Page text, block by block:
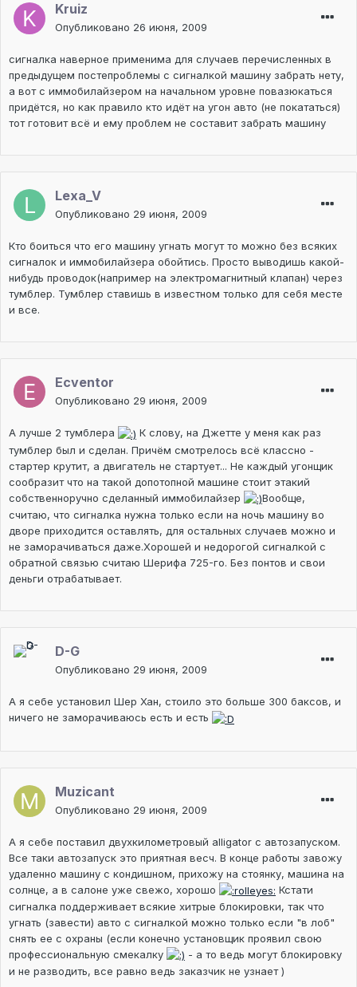
Kruiz
Опубликовано 26 июня, 2009
сигналка наверное применима для случаев перечисленных в
предыдущем постепроблемы с сигналкой машину забрать нету,
а вот с иммобилайзером на начальном уровне повазюкаться
придётся, но как правило кто идёт на угон авто (не покататься)
тот готовит всё и ему проблем не составит забрать машину
Lexa_V
Опубликовано 29 июня, 2009
Кто боиться что его машину угнать могут то можно без всяких
сигналок и иммобилайзера обойтись. Просто выводишь какой-
нибудь проводок(например на электромагнитный клапан) через
тумблер. Тумблер ставишь в известном только для себя месте
и все.
Ecventor
Опубликовано 29 июня, 2009
А лучше 2 тумблера
К слову, на Джетте у меня как раз
тумблер был и сделан. Причём смотрелось всё классно -
стартер крутит, а двигатель не стартует... Не каждый угонщик
сообразит что на такой допотопной машине стоит этакий
собственноручно сделанный иммобилайзер
Вообще,
считаю, что сигналка нужна только если на ночь машину во
дворе приходится оставлять, для остальных случаев можно и
не заморачиваться даже.Хорошей и недорогой сигналкой с
обратной связью считаю Шерифа 725-го. Без понтов и свои
деньги отрабатывает.
D-G
Опубликовано 29 июня, 2009
А я себе установил Шер Хан, стоило это больше 300 баксов, и
ничего не заморачиваюсь есть и есть
Muzicant
Опубликовано 29 июня, 2009
А я себе поставил двухкилометровый alligator с автозапуском.
Все таки автозапуск это приятная весч. В конце работы завожу
удаленно машину с кондишном, прихожу на стоянку, машина на
солнце, а в салоне уже свежо, хорошо
Кстати
сигналка поддерживает всякие хитрые блокировки, так что
угнать (завести) авто с сигналкой можно только если "в лоб"
снять ее с охраны (если конечно установщик проявил свою
профессиональную смекалку
- а то ведь могут блокировку
и не разводить, все равно ведь заказчик не узнает )